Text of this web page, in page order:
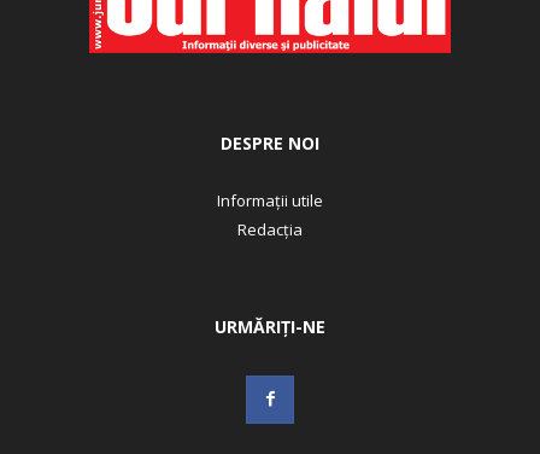
DESPRE NOI
Informații utile
Redacția
URMĂRIȚI-NE